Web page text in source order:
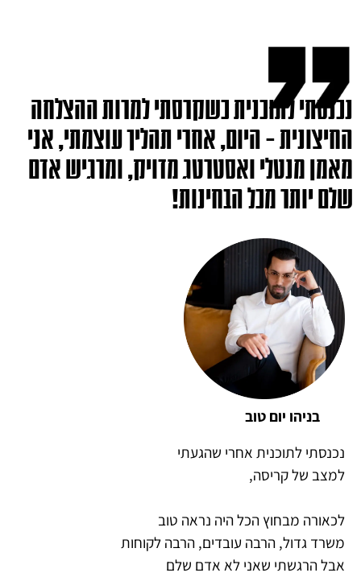
נכנסתי לתוכנית כשקרסתי למרות ההצלחה
החיצונית – היום, אחרי תהליך עוצמתי, אני
מאמן מנטלי ואסטרטג מדויק, ומרגיש אדם
שלם יותר מכל הבחינות!
בניהו יום טוב
נכנסתי לתוכנית אחרי שהגעתי
למצב של קריסה,
לכאורה מבחוץ הכל היה נראה טוב
משרד גדול, הרבה עובדים, הרבה לקוחות
אבל הרגשתי שאני לא אדם שלם